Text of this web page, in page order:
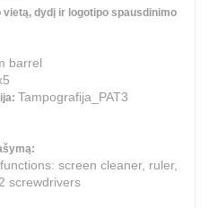
dydį ir logotipo spausdinimo
barrel
Tampografija_PAT3
screen cleaner, ruler,
screwdrivers